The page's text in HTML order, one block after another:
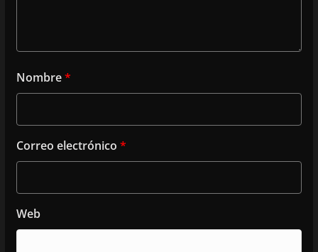
Nombre*
Correo electrónico *
Web